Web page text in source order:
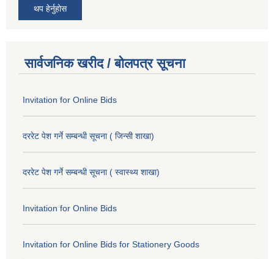
थप हेर्नुहोस
सार्वजनिक खरीद / बोलपत्र सूचना
Invitation for Online Bids
दररेट पेश गर्ने सम्बन्धी सूचना ( जिन्सी शाखा)
दररेट पेश गर्ने सम्बन्धी सूचना ( स्वास्थ्य शाखा)
Invitation for Online Bids
Invitation for Online Bids for Stationery Goods